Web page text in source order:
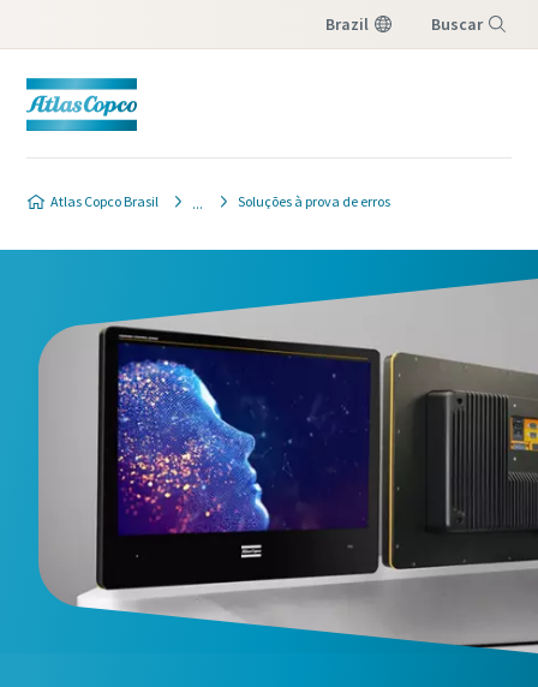
Brazil Buscar
Atlas Copco Brasil Soluções à prova de erros